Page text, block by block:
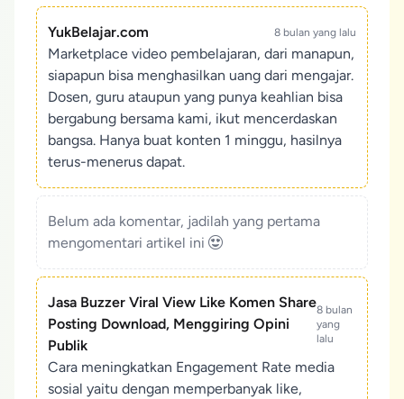
YukBelajar.com 8 bulan yang lalu
Marketplace video pembelajaran, dari manapun,
siapapun bisa menghasilkan uang dari mengajar.
Dosen, guru ataupun yang punya keahlian bisa
bergabung bersama kami, ikut mencerdaskan
bangsa. Hanya buat konten 1 minggu, hasilnya
terus-menerus dapat.
Belum ada komentar, jadilah yang pertama
mengomentari artikel ini
Jasa Buzzer Viral View Like Komen Share
Posting Download, Menggiring Opini
Publik
8 bulan
yang
lalu
Cara meningkatkan Engagement Rate media
sosial yaitu dengan memperbanyak like,